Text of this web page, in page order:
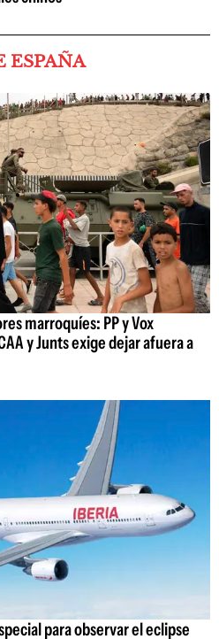
ESPAÑA
marroquíes: PP y Vox
y Junts exige dejar afuera a
para observar el eclipse